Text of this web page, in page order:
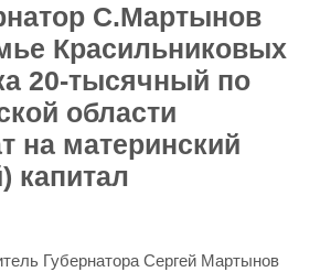
С.Мартынов
Красильниковых
20-тысячный по
области
на материнский
капитал
Губернатора Сергей Мартынов